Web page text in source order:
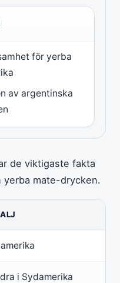
för yerba
av argentinska
de viktigaste fakta
mate-drycken.
i Sydamerika